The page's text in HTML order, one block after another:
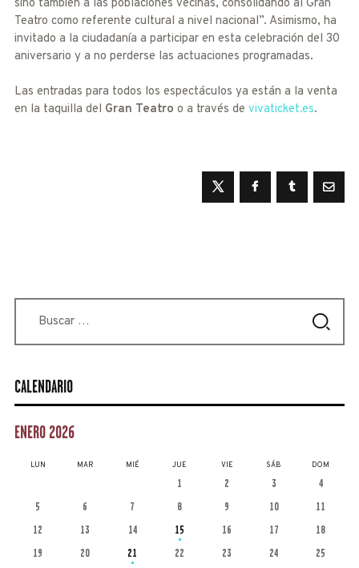
sino también a las poblaciones vecinas, consolidando al Gran
Teatro como referente cultural a nivel nacional”. Asimismo, ha
invitado a la ciudadanía a participar en esta celebración del 30
aniversario y a no perderse las actuaciones programadas.
Las entradas para todos los espectáculos ya están a la venta
en la taquilla del Gran Teatro o a través de vivaticket.es.
CALENDARIO
ENERO 2026
LUN MAR MIÉ JUE VIE SÁB DOM
1 2 3
4
5
6 7 8 9 10
11
12
13 14 15 16 17
18
19
20 21 22 23 24
25